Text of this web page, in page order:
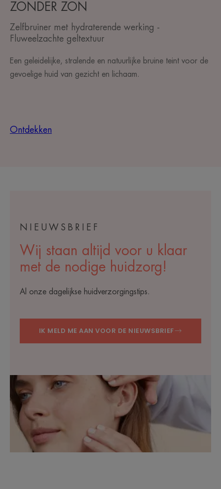
ZONDER ZON
Zelfbruiner met hydraterende werking -
Fluweelzachte geltextuur
Een geleidelijke, stralende en natuurlijke bruine teint voor de
gevoelige huid van gezicht en lichaam.
Ontdekken
NIEUWSBRIEF
Wij staan altijd voor u klaar
met de nodige huidzorg!
Al onze dagelijkse huidverzorgingstips.
IK MELD ME AAN VOOR DE NIEUWSBRIEF